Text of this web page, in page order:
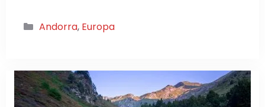
Categorías
Andorra, Europa